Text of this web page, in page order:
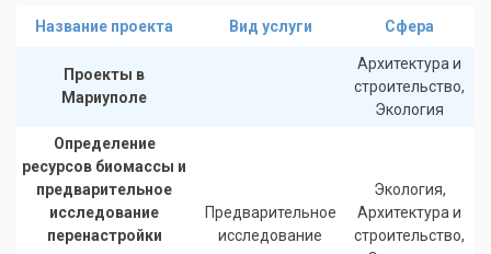
Название проекта Вид услуги Сфера
Проекты в
Мариуполе
Архитектура и
строительство,
Экология
Определение
ресурсов биомассы и
предварительное
исследование
перенастройки
Предварительное
исследование
Экология,
Архитектура и
строительство,